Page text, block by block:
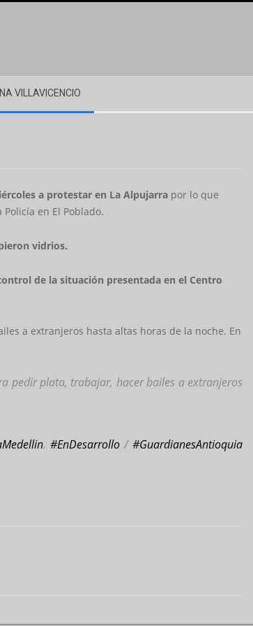
VILLAVICENCIO
a protestar en La Alpujarra por lo que
en El Poblado.
vidrios.
de la situación presentada en el Centro
a extranjeros hasta altas horas de la noche. En
pedir plata, trabajar, hacer bailes a extranjeros
.#EnDesarrollo /#GuardianesAntioquia